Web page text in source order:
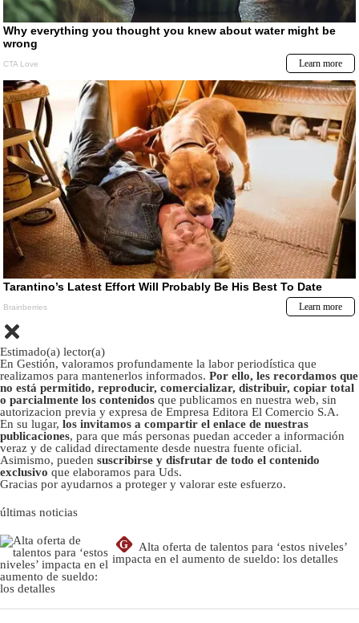
Estimado(a) lector(a)
En Gestión, valoramos profundamente la labor periodística que
realizamos para mantenerlos informados. Por ello, les recordamos que
no está permitido, reproducir, comercializar, distribuir, copiar total
o parcialmente los contenidos que publicamos en nuestra web, sin
autorizacion previa y expresa de Empresa Editora El Comercio S.A.
En su lugar, los invitamos a compartir el enlace de nuestras
publicaciones, para que más personas puedan acceder a información
veraz y de calidad directamente desde nuestra fuente oficial.
Asimismo, pueden suscribirse y disfrutar de todo el contenido
exclusivo que elaboramos para Uds.
Gracias por ayudarnos a proteger y valorar este esfuerzo.
últimas noticias
G
Alta oferta de talentos para ‘estos niveles’
impacta en el aumento de sueldo: los detalles